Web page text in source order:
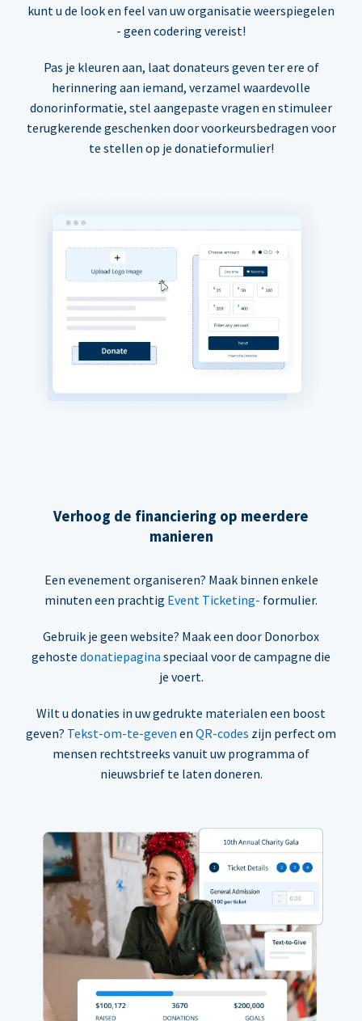
kunt u de look en feel van uw organisatie weerspiegelen
- geen codering vereist!
Pas je kleuren aan, laat donateurs geven ter ere of
herinnering aan iemand, verzamel waardevolle
donorinformatie, stel aangepaste vragen en stimuleer
terugkerende geschenken door voorkeursbedragen voor
te stellen op je donatieformulier!
Verhoog de financiering op meerdere
manieren
Een evenement organiseren? Maak binnen enkele
minuten een prachtig Event Ticketing- formulier.
Gebruik je geen website? Maak een door Donorbox
gehoste donatiepagina speciaal voor de campagne die
je voert.
Wilt u donaties in uw gedrukte materialen een boost
geven? Tekst-om-te-geven en QR-codes zijn perfect om
mensen rechtstreeks vanuit uw programma of
nieuwsbrief te laten doneren.